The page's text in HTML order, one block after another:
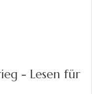
- Lesen für